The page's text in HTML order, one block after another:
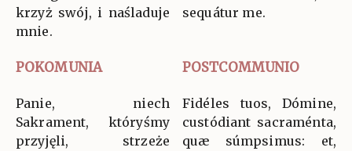
krzyż swój, i naśladuje
mnie.
sequátur me.
POKOMUNIA POSTCOMMUNIO
Panie, niech
Sakrament, któryśmy
przyjęli, strzeże
Fidéles tuos, Dómine,
custódiant sacraménta,
quæ súmpsimus: et,